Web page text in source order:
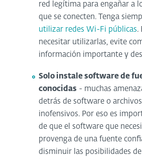
red legítima para engañar a
que se conecten. Tenga
utilizar redes Wi-Fi públicas.
necesitar utilizarlas, evite
información importante y
Solo instale software de
conocidas - muchas
detrás de software o
inofensivos. Por eso es
de que el software que
provenga de una fuente
disminuir las posibilidades